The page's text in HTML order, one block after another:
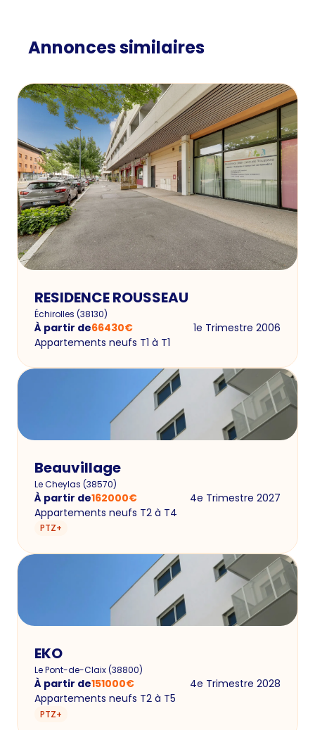
Annonces similaires
RESIDENCE ROUSSEAU
Échirolles (38130)
À partir de66430€
1e Trimestre 2006
Appartements neufs T1 à T1
Beauvillage
Le Cheylas (38570)
À partir de162000€
4e Trimestre 2027
Appartements neufs T2 à T4
PTZ+
EKO
Le Pont-de-Claix(38800)
À partir de151000€
4e Trimestre 2028
Appartements neufs T2 à T5
PTZ+